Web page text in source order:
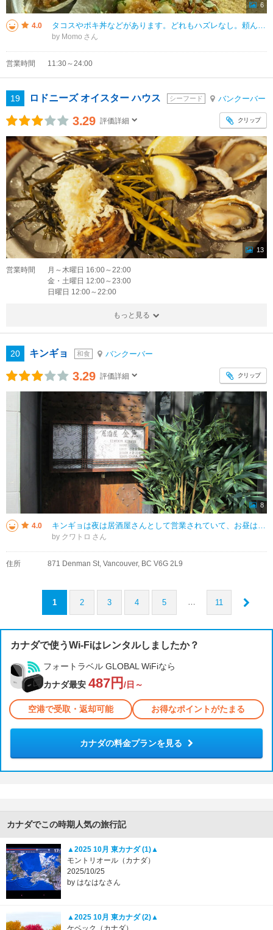
6
4.0
by Momo
営業時間 11:30～24:00
19 ロドニーズ オイスター ハウス シーフード バンクーバー
3.29 評価詳細 クリップ
13
営業時間
月～木曜日 16:00～22:00
金・土曜日 12:00～23:00
日曜日 12:00～22:00
もっと見る
20 キンギョ 和食 バンクーバー
3.29 評価詳細 クリップ
8
4.0
by クワトロ
住所 871 Denman St, Vancouver, BC V6G 2L9
1 2 3 4 5 11
カナダで使うWi-Fiはレンタルしましたか？
フォートラベル GLOBAL WiFiなら
カナダ最安 487円 /日～
空港で受取・返却可能 お得なポイントがたまる
カナダの料金プランを見る
カナダでこの時期人気の旅行記
▲2025 10月 東カナダ (1)▲
モントリオール（カナダ）
2025/10/25
by はなはなさん
▲2025 10月 東カナダ (2)▲
ケベック（カナダ）